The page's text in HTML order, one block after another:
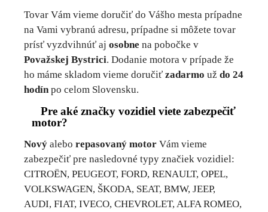
Tovar Vám vieme doručiť do Vášho mesta prípadne
na Vami vybranú adresu, prípadne si môžete tovar
prísť vyzdvihnúť aj osobne na pobočke v
Považskej Bystrici. Dodanie motora v prípade že
ho máme skladom vieme doručiť zadarmo už do 24
hodín po celom Slovensku.
Pre aké značky vozidiel viete zabezpečiť
motor?
Nový alebo repasovaný motor Vám vieme
zabezpečiť pre nasledovné typy značiek vozidiel:
CITROËN, PEUGEOT, FORD, RENAULT, OPEL,
VOLKSWAGEN, ŠKODA, SEAT, BMW, JEEP,
AUDI, FIAT, IVECO, CHEVROLET, ALFA ROMEO,